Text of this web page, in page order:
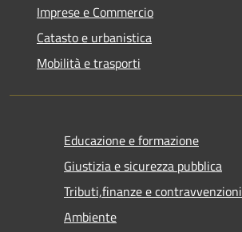
Imprese e Commercio
Catasto e urbanistica
Mobilità e trasporti
Educazione e formazione
Giustizia e sicurezza pubblica
Tributi,finanze e contravvenzioni
Ambiente